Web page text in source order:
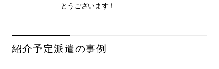
とうございます！
紹介予定派遣の事例